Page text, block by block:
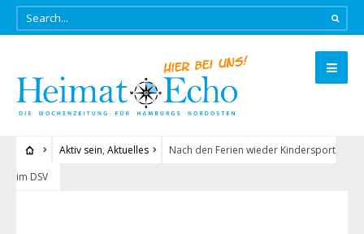
Aktiv sein, Aktuelles
Nach den Ferien wieder Kindersport
im DSV